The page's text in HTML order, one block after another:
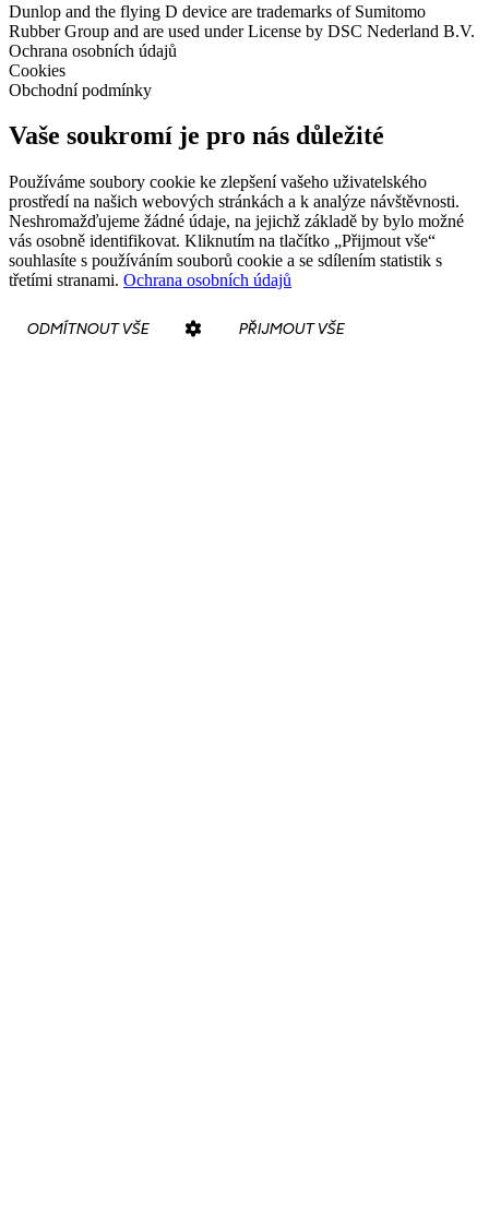
Dunlop and the flying D device are trademarks of Sumitomo
Rubber Group and are used under License by DSC Nederland B.V.
Ochrana osobních údajů
Cookies
Obchodní podmínky
Vaše soukromí je pro nás důležité
Používáme soubory cookie ke zlepšení vašeho uživatelského
prostředí na našich webových stránkách a k analýze návštěvnosti.
Neshromažďujeme žádné údaje, na jejichž základě by bylo možné
vás osobně identifikovat. Kliknutím na tlačítko „Přijmout vše“
souhlasíte s používáním souborů cookie a se sdílením statistik s
třetími stranami. Ochrana osobních údajů
ODMÍTNOUT VŠE PŘIJMOUT VŠE